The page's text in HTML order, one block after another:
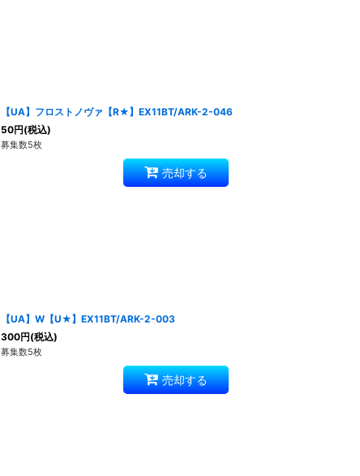
【UA】フロストノヴァ【R★】EX11BT/ARK-2-046
50円(税込)
募集数5枚
売却する
【UA】W【U★】EX11BT/ARK-2-003
300円(税込)
募集数5枚
売却する